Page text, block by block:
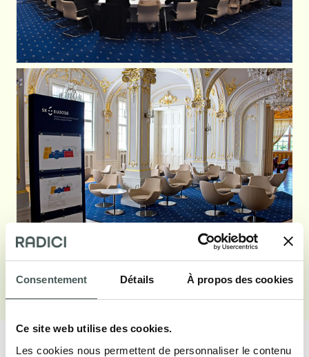
Consentement Détails À propos des cookies
Ce site web utilise des cookies.
Les cookies nous permettent de personnaliser le contenu
Voir galerie